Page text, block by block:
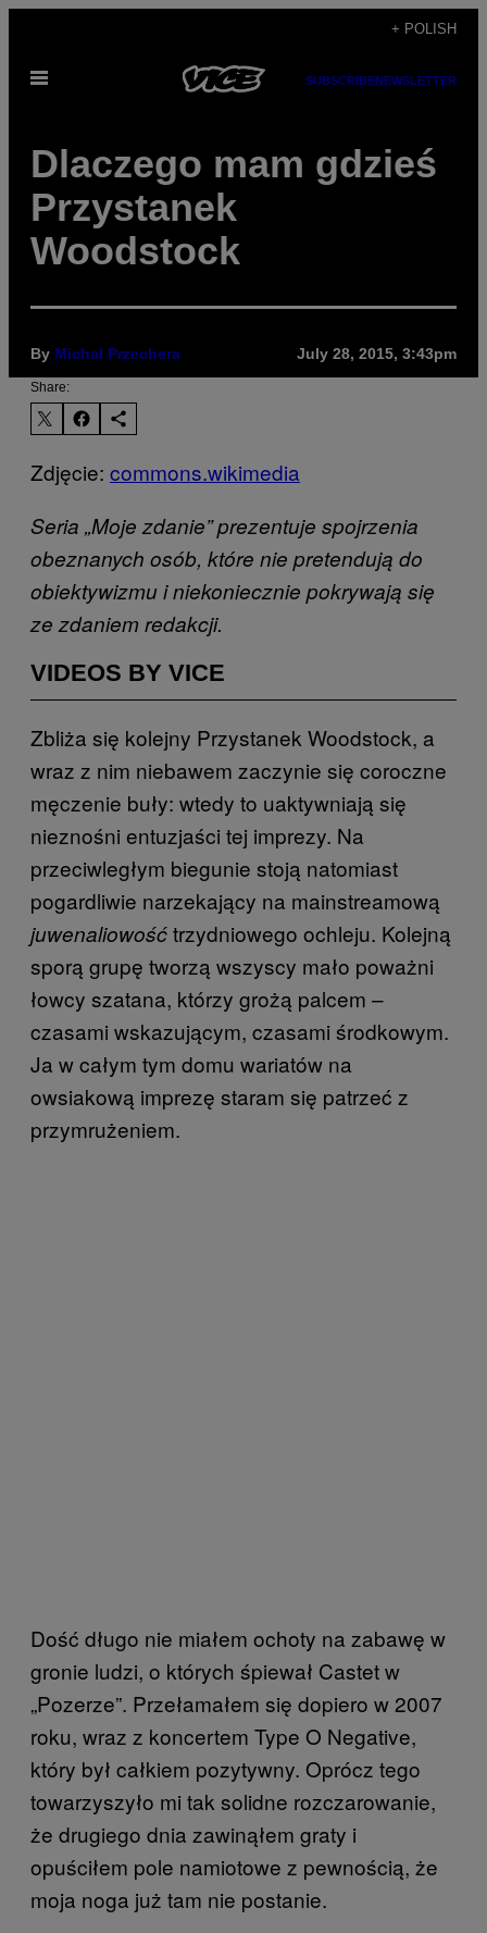
content
+ POLISH
Open
SUBSCRIBENEWSLETTER
Dlaczego mam gdzieś
Przystanek
Woodstock
By Michał Przechera July 28, 2015, 3:43pm
Share:
Zdjęcie: commons.wikimedia
Seria „Moje zdanie” prezentuje spojrzenia
obeznanych osób, które nie pretendują do
obiektywizmu i niekoniecznie pokrywają się
ze zdaniem redakcji.
VIDEOS BY VICE
Zbliża się kolejny Przystanek Woodstock, a
wraz z nim niebawem zaczynie się coroczne
męczenie buły: wtedy to uaktywniają się
nieznośni entuzjaści tej imprezy. Na
przeciwległym biegunie stoją natomiast
pogardliwie narzekający na mainstreamową
juwenaliowośćtrzydniowego ochleju. Kolejną
sporą grupę tworzą wszyscy mało poważni
łowcy szatana, którzy grożą palcem –
czasami wskazującym, czasami środkowym.
Ja w całym tym domu wariatów na
owsiakową imprezę staram się patrzeć z
przymrużeniem.
Dość długo nie miałem ochoty na zabawę w
gronie ludzi, o których śpiewał Castet w
„Pozerze”. Przełamałem się dopiero w 2007
roku, wraz z koncertem Type O Negative,
który był całkiem pozytywny. Oprócz tego
towarzyszyło mi tak solidne rozczarowanie,
że drugiego dnia zawinąłem graty i
opuściłem pole namiotowe z pewnością, że
moja noga już tam nie postanie.